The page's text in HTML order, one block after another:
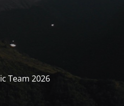
Team 2026